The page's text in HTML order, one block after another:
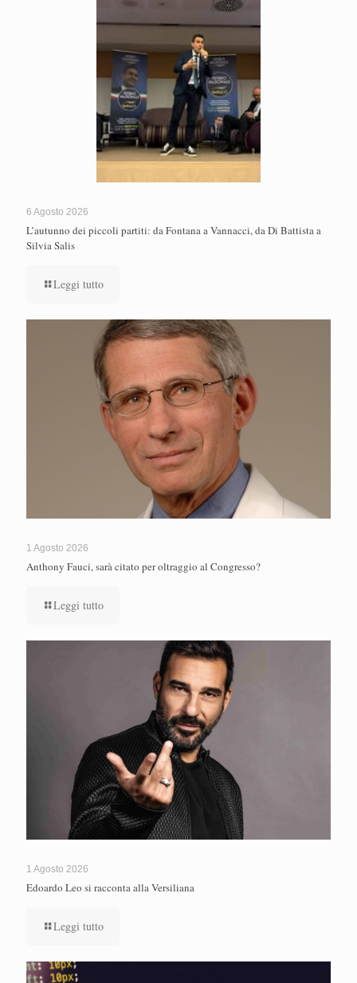
6 Agosto 2026
L’autunno dei piccoli partiti: da Fontana a Vannacci, da Di Battista a
Silvia Salis
Leggi tutto
1 Agosto 2026
Anthony Fauci, sarà citato per oltraggio al Congresso?
Leggi tutto
1 Agosto 2026
Edoardo Leo si racconta alla Versiliana
Leggi tutto